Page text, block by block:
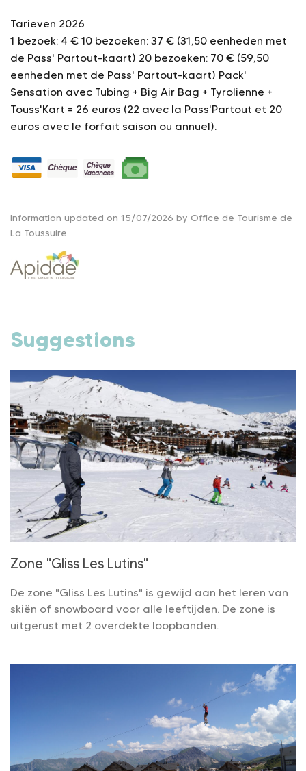
Tarieven 2026
1 bezoek: 4 € 10 bezoeken: 37 € (31,50 eenheden met
de Pass' Partout-kaart) 20 bezoeken: 70 € (59,50
eenheden met de Pass' Partout-kaart) Pack'
Sensation avec Tubing + Big Air Bag + Tyrolienne +
Touss'Kart = 26 euros (22 avec la Pass'Partout et 20
euros avec le forfait saison ou annuel).
Information updated on 15/07/2026 by Office de Tourisme de
La Toussuire
Suggestions
Zone "Gliss Les Lutins"
De zone "Gliss Les Lutins" is gewijd aan het leren van
skiën of snowboard voor alle leeftijden. De zone is
uitgerust met 2 overdekte loopbanden.